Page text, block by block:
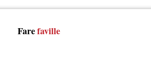
Farefaville